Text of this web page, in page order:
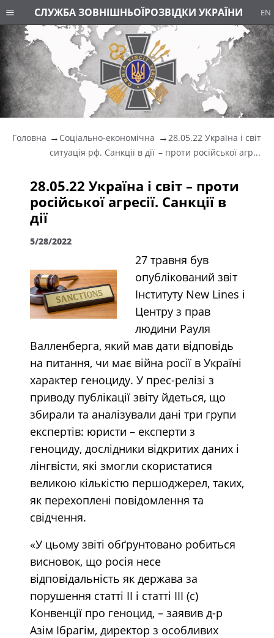
СЛУЖБА ЗОВНІШНЬОЇРОЗВІДКИ УКРАЇНИ EN
Головна
Соціально-економічна
ситуація рф. Санкції в дії
28.05.22 Україна і світ
– проти російської агр...
28.05.22 Україна і світ – проти
російської агресії. Санкції в
дії
5/28/2022
27 травня був
опублікований звіт
Інституту New Lines і
Центру з прав
людини Рауля
Валленберга, який мав дати відповідь
на питання, чи має війна росії в Україні
характер геноциду. У прес-релізі з
приводу публікації звіту йдеться, що
збирали та аналізували дані три групи
експертів: юристи – експерти з
геноциду, дослідники відкритих даних і
лінгвісти, які змогли скористатися
великою кількістю першоджерел, таких,
як перехоплені повідомлення та
свідчення.
«У цьому звіті обґрунтовано робиться
висновок, що росія несе
відповідальність як держава за
порушення статті II і статті III (c)
Конвенції про геноцид, – заявив д-р
Азім Ібрагім, директор з особливих